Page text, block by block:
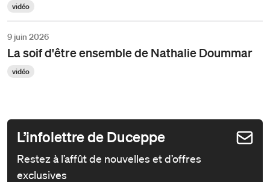
vidéo
La soif d'être ensemble de Nathalie Doummar
vidéo
9 juin 2026
L’infolettre de Duceppe
Restez à l’affût de nouvelles et d’offres
exclusives